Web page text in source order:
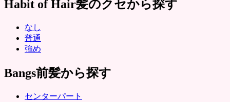
Habit of Hair髪のクセから探す
なし
普通
強め
Bangs前髪から探す
センターパート